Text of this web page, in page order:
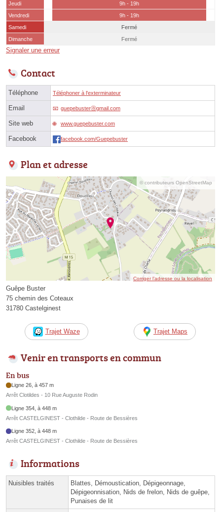
Jeudi
9h - 19h
Vendredi
9h - 19h
Samedi
Fermé
Dimanche
Fermé
Signaler une erreur
Contact
Téléphone Téléphoner à l'exterminateur
Email guepebusterⓐgmail.com
Site web www.guepebuster.com
Facebook facebook.com/Guepebuster
Plan et adresse
© contributeurs OpenStreetMap
Corriger l’adresse ou la localisation
Guêpe Buster
75 chemin des Coteaux
31780 Castelginest
Trajet Waze Trajet Maps
Venir en transports en commun
En bus
Ligne 26, à 457 m
Arrêt Clotildes - 10 Rue Auguste Rodin
Ligne 354, à 448 m
Arrêt CASTELGINEST - Clothilde - Route de Bessières
Ligne 352, à 448 m
Arrêt CASTELGINEST - Clothilde - Route de Bessières
Informations
Nuisibles traités
Blattes, Démoustication, Dépigeonnage,
Dépigeonnisation, Nids de frelon, Nids de guêpe,
Punaises de lit